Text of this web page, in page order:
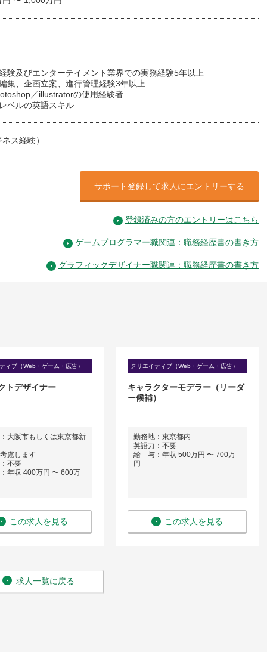
験及びエンターテイメント業界での実務経験5年以上
集、企画立案、進行管理経験3年以上
／illustratorの使用経験者
ベルの英語スキル
ス経験）
サポート登録して求人にエントリーする
登録済みの方のエントリーはこちら
ゲームプログラマー職関連：職務経歴書の書き方
グラフィックデザイナー職関連：職務経歴書の書き方
ィブ（Web・ゲーム・広告）
トデザイナー
大阪市もしくは東京都新
慮します
不要
年収 400万円 〜 600万
この求人を見る
クリエイティブ（Web・ゲーム・広告）
キャラクターモデラー（リーダ
ー候補）
勤務地：東京都内
英語力：不要
給 与：年収 500万円 〜 700万
円
この求人を見る
求人一覧に戻る